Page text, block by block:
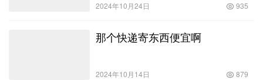
2024年10月24日 935
那个快递寄东西便宜啊
2024年10月14日 879